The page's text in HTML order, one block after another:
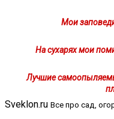
Мои
На сухарях мои
Лучшие
Sveklon.ru Все про сад,